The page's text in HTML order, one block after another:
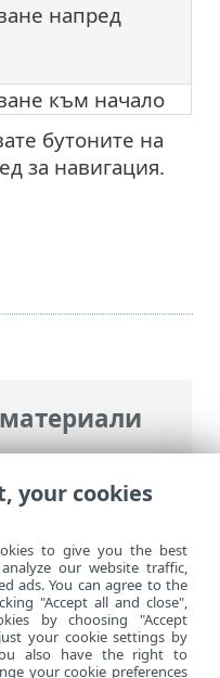
>ESET Small
стъпки>
напред
към начало
бутоните на
за навигация.
your cookies
to give you the best
our website traffic,
ads. You can agree to the
"Accept all and close",
by choosing "Accept
your cookie settings by
also have the right to
your cookie preferences